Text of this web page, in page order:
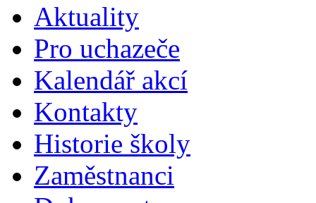
Aktuality
Pro uchazeče
Kalendář akcí
Kontakty
Historie školy
Zaměstnanci